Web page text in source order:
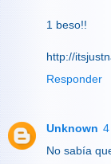
1 beso!!
http://
Responder
Unknown
No sabía